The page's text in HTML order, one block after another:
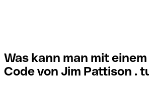
Was kann man mit einem
Code von Jim Pattison .